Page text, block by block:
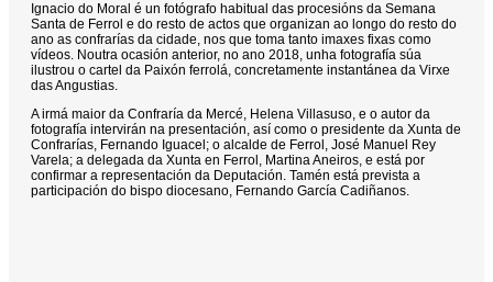
Ignacio do Moral é un fotógrafo habitual das procesións da Semana
Santa de Ferrol e do resto de actos que organizan ao longo do resto do
ano as confrarías da cidade, nos que toma tanto imaxes fixas como
vídeos. Noutra ocasión anterior, no ano 2018, unha fotografía súa
ilustrou o cartel da Paixón ferrolá, concretamente instantánea da Virxe
das Angustias.
A irmá maior da Confraría da Mercé, Helena Villasuso, e o autor da
fotografía intervirán na presentación, así como o presidente da Xunta de
Confrarías, Fernando Iguacel; o alcalde de Ferrol, José Manuel Rey
Varela; a delegada da Xunta en Ferrol, Martina Aneiros, e está por
confirmar a representación da Deputación. Tamén está prevista a
participación do bispo diocesano, Fernando García Cadiñanos.